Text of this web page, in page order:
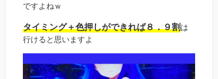
ですよねｗ
タイミング＋色押しができれば８．９割は
行けると思いますよ